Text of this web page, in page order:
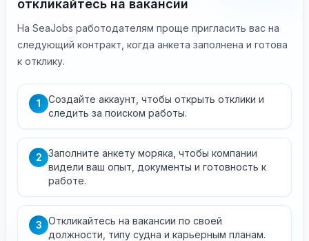
откликайтесь на вакансии
На SeaJobs работодателям проще пригласить вас на
следующий контракт, когда анкета заполнена и готова
к отклику.
1
Создайте аккаунт, чтобы открыть отклики и
следить за поиском работы.
2 Заполните анкету моряка, чтобы компании
видели ваш опыт, документы и готовность к
работе.
3 Откликайтесь на вакансии по своей
должности, типу судна и карьерным планам.